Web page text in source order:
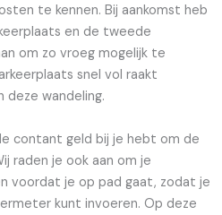
te kennen. Bij aankomst heb
en de tweede
om zo vroeg mogelijk te
snel vol raakt
wandeling.
contant geld bij je hebt om de
raden je ook aan om je
voordat je op pad gaat, zodat je
kunt invoeren. Op deze